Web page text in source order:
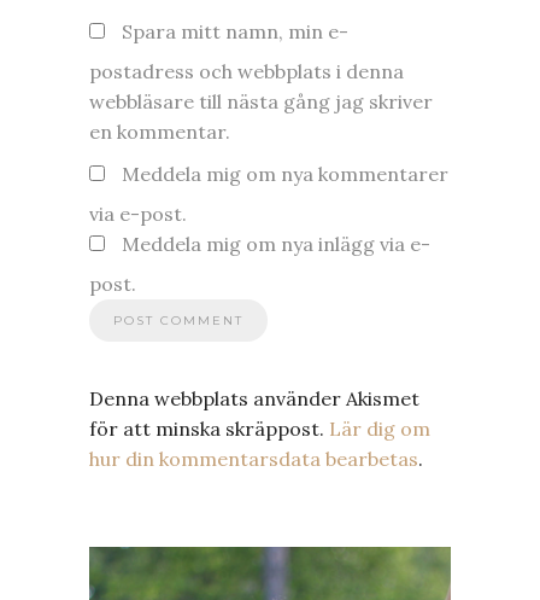
Spara mitt namn, min e-
postadress och webbplats i denna
webbläsare till nästa gång jag skriver
en kommentar.
Meddela mig om nya kommentarer
via e-post.
Meddela mig om nya inlägg via e-
post.
Denna webbplats använder Akismet
för att minska skräppost. Lär dig om
hur din kommentarsdata bearbetas.